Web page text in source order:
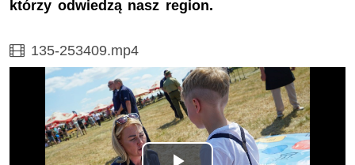
którzy odwiedzą nasz region.
Film
135-253409.mp4